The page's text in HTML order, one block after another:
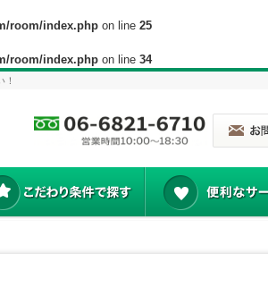
room/index.php on line 25
room/index.php on line 34